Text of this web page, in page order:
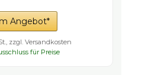
Angebot*
zzgl. Versandkosten
für Preise